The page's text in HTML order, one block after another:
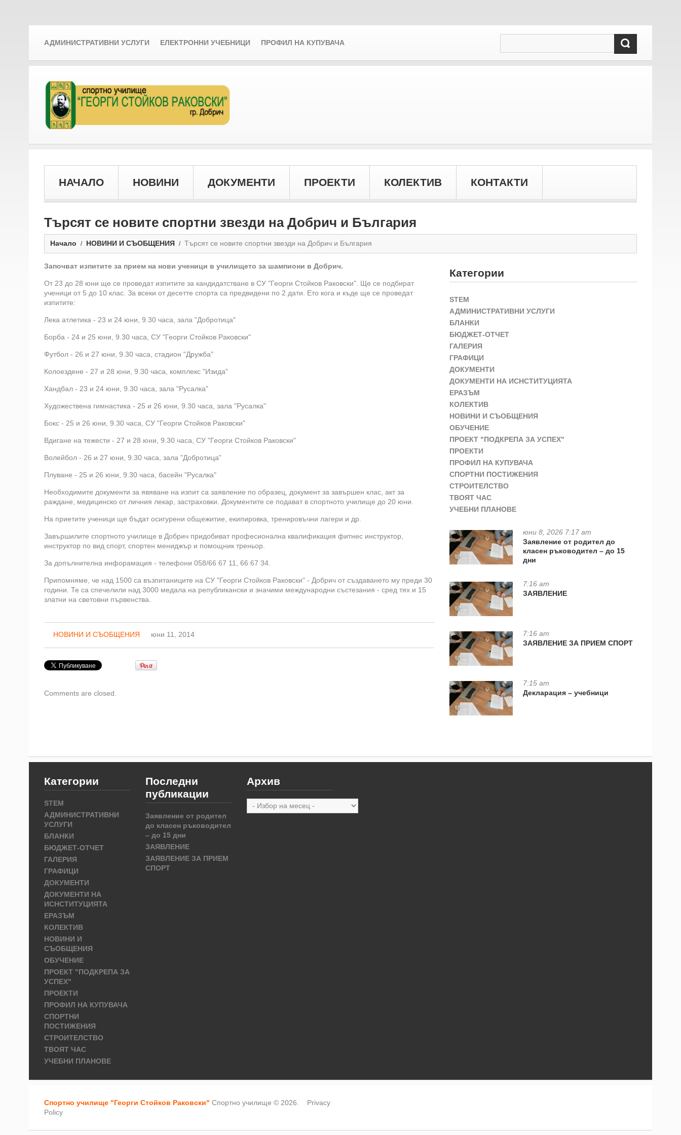
АДМИНИСТРАТИВНИ УСЛУГИ ЕЛЕКТРОННИ УЧЕБНИЦИ ПРОФИЛ НА КУПУВАЧА
НАЧАЛО НОВИНИ ДОКУМЕНТИ ПРОЕКТИ КОЛЕКТИВ КОНТАКТИ
Търсят се новите спортни звезди на Добрич и България
Начало НОВИНИ И СЪОБЩЕНИЯ Търсят се новите спортни звезди на Добрич и България
Започват изпитите за прием на нови ученици в училището за шампиони в Добрич.
От 23 до 28 юни ще се проведат изпитите за кандидатстване в СУ "Георги Стойков Раковски". Ще се подбират
ученици от 5 до 10 клас. За всеки от десетте спорта са предвидени по 2 дати. Ето кога и къде ще се проведат
изпитите:
Лека атлетика - 23 и 24 юни, 9.30 часа, зала "Добротица"
Борба - 24 и 25 юни, 9.30 часа, СУ "Георги Стойков Раковски"
Футбол - 26 и 27 юни, 9.30 часа, стадион "Дружба"
Колоездене - 27 и 28 юни, 9.30 часа, комплекс "Изида"
Хандбал - 23 и 24 юни, 9.30 часа, зала "Русалка"
Художествена гимнастика - 25 и 26 юни, 9.30 часа, зала "Русалка"
Бокс - 25 и 26 юни, 9.30 часа, СУ "Георги Стойков Раковски"
Вдигане на тежести - 27 и 28 юни, 9.30 часа, СУ "Георги Стойков Раковски"
Волейбол - 26 и 27 юни, 9.30 часа, зала "Добротица"
Плуване - 25 и 26 юни, 9.30 часа, басейн "Русалка"
Необходимите документи за явяване на изпит са заявление по образец, документ за завършен клас, акт за
раждане, медицинско от личния лекар, застраховки. Документите се подават в спортното училище до 20 юни.
На приетите ученици ще бъдат осигурени общежитие, екипировка, тренировъчни лагери и др.
Завършилите спортното училище в Добрич придобиват професионална квалификация фитнес инструктор,
инструктор по вид спорт, спортен мениджър и помощник треньор.
За допълнителна инфорамация - телефони 058/66 67 11, 66 67 34.
Припомняме, че над 1500 са възпитаниците на СУ "Георги Стойков Раковски" - Добрич от създаването му преди 30
години. Те са спечелили над 3000 медала на републикански и значими международни състезания - сред тях и 15
златни на световни първенства.
НОВИНИ И СЪОБЩЕНИЯ юни 11, 2014
Comments are closed.
Категории
STEM
АДМИНИСТРАТИВНИ УСЛУГИ
БЛАНКИ
БЮДЖЕТ-ОТЧЕТ
ГАЛЕРИЯ
ГРАФИЦИ
ДОКУМЕНТИ
ДОКУМЕНТИ НА ИСНСТИТУЦИЯТА
ЕРАЗЪМ
КОЛЕКТИВ
НОВИНИ И СЪОБЩЕНИЯ
ОБУЧЕНИЕ
ПРОЕКТ "ПОДКРЕПА ЗА УСПЕХ"
ПРОЕКТИ
ПРОФИЛ НА КУПУВАЧА
СПОРТНИ ПОСТИЖЕНИЯ
СТРОИТЕЛСТВО
ТВОЯТ ЧАС
УЧЕБНИ ПЛАНОВЕ
юни 8, 2026 7:17 am
Заявление от родител до
класен ръководител – до 15
дни
7:16 am
ЗАЯВЛЕНИЕ
7:16 am
ЗАЯВЛЕНИЕ ЗА ПРИЕМ СПОРТ
7:15 am
Декларация – учебници
Категории
STEM
АДМИНИСТРАТИВНИ
УСЛУГИ
БЛАНКИ
БЮДЖЕТ-ОТЧЕТ
ГАЛЕРИЯ
ГРАФИЦИ
ДОКУМЕНТИ
ДОКУМЕНТИ НА
ИСНСТИТУЦИЯТА
ЕРАЗЪМ
КОЛЕКТИВ
НОВИНИ И
СЪОБЩЕНИЯ
ОБУЧЕНИЕ
ПРОЕКТ "ПОДКРЕПА ЗА
УСПЕХ"
ПРОЕКТИ
ПРОФИЛ НА КУПУВАЧА
СПОРТНИ
ПОСТИЖЕНИЯ
СТРОИТЕЛСТВО
ТВОЯТ ЧАС
УЧЕБНИ ПЛАНОВЕ
Последни
публикации
Заявление от родител
до класен ръководител
– до 15 дни
ЗАЯВЛЕНИЕ
ЗАЯВЛЕНИЕ ЗА ПРИЕМ
СПОРТ
Архив
Архив
Спортно училище "Георги Стойков Раковски" Спортно училище © 2026. Privacy
Policy